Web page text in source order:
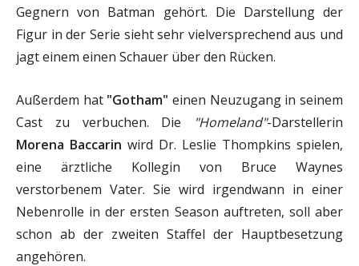
Gegnern von Batman gehört. Die Darstellung der
Figur in der Serie sieht sehr vielversprechend aus und
jagt einem einen Schauer über den Rücken.
Außerdem hat "Gotham" einen Neuzugang in seinem
Cast zu verbuchen. Die
"Homeland"-Darstellerin
Morena Baccarin wird Dr. Leslie Thompkins spielen,
eine ärztliche Kollegin von Bruce Waynes
verstorbenem Vater. Sie wird irgendwann in einer
Nebenrolle in der ersten Season auftreten, soll aber
schon ab der zweiten Staffel der Hauptbesetzung
angehören.